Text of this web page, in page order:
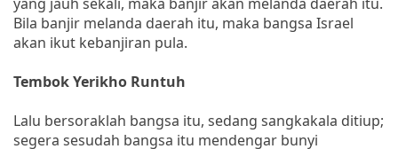
Bila banjir melanda daerah itu, maka bangsa Israel
akan ikut kebanjiran pula.
Tembok Yerikho Runtuh
Lalu bersoraklah bangsa itu, sedang sangkakala ditiup;
segera sesudah bangsa itu mendengar bunyi